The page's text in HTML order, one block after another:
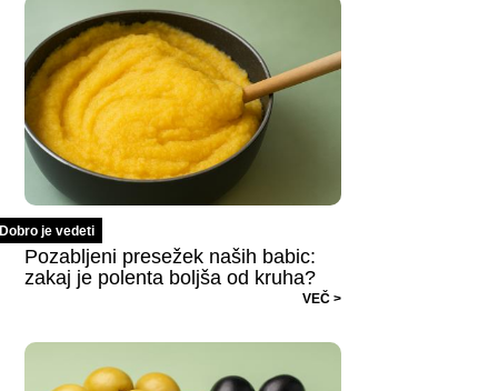
Dobro je vedeti
Pozabljeni presežek naših babic:
zakaj je polenta boljša od kruha?
VEČ >